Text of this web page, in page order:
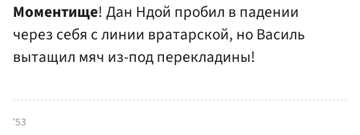
Моментище! Дан Ндой пробил в падении
через себя с линии вратарской, но Василь
вытащил мяч из-под перекладины!
'53